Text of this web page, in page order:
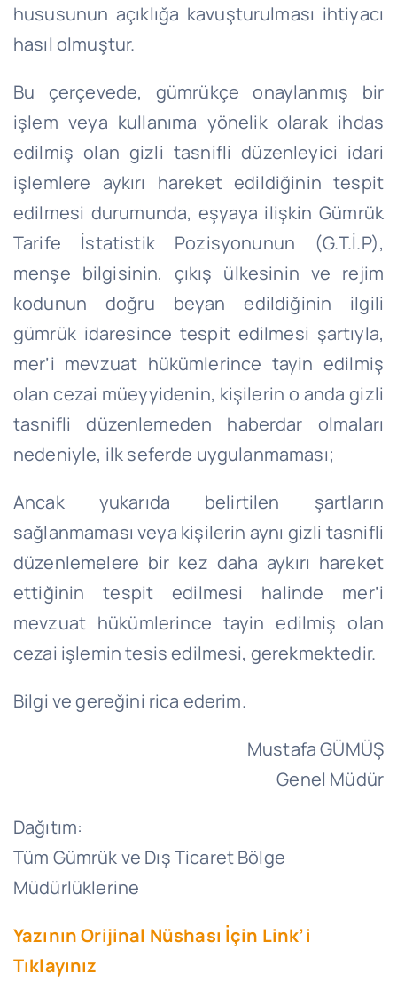
hususunun açıklığa kavuşturulması ihtiyacı
hasıl olmuştur.
Bu çerçevede, gümrükçe onaylanmış bir
işlem veya kullanıma yönelik olarak ihdas
edilmiş olan gizli tasnifli düzenleyici idari
işlemlere aykırı hareket edildiğinin tespit
edilmesi durumunda, eşyaya ilişkin Gümrük
Tarife İstatistik Pozisyonunun (G.T.İ.P),
menşe bilgisinin, çıkış ülkesinin ve rejim
kodunun doğru beyan edildiğinin ilgili
gümrük idaresince tespit edilmesi şartıyla,
mer’i mevzuat hükümlerince tayin edilmiş
olan cezai müeyyidenin, kişilerin o anda gizli
tasnifli düzenlemeden haberdar olmaları
nedeniyle, ilk seferde uygulanmaması;
Ancak yukarıda belirtilen şartların
sağlanmaması veya kişilerin aynı gizli tasnifli
düzenlemelere bir kez daha aykırı hareket
ettiğinin tespit edilmesi halinde mer’i
mevzuat hükümlerince tayin edilmiş olan
cezai işlemin tesis edilmesi, gerekmektedir.
Bilgi ve gereğini rica ederim.
Mustafa GÜMÜŞ
Genel Müdür
Dağıtım:
Tüm Gümrük ve Dış Ticaret Bölge
Müdürlüklerine
Yazının Orijinal Nüshası İçin Link’i
Tıklayınız